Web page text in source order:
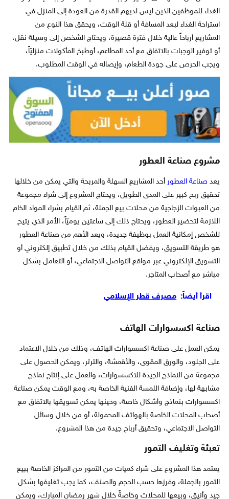
الغداء للموظفين الذين ليس لديهم القدرة من العودة إلى المنزل في
استراحة الغداء لبعد المسافة أو قلة الوقت، ويحقق هذا النوع من
المشاريع أرباحاً عالية خلال فترة قصيرة، ويحتاج الشخص إلى وسيلة نقل،
أو توفير الوجبات بالاتفاق مع أحد المطاعم، أوطبخ المأكولات منزليّاً،
ويجب الحرص على جودة الطعام، وإيصاله في الوقت المطلوب.
مشروع صناعة العطور
يعد صناعة العطور أحد المشاريع السهلة والمربحة والتي يمكن من خلالها
تحقيق ربح كبير على المدى الطويل، ويحتاج المشروع إلى شراء مجموعة
من العبوات الزجاجية من محلات بيع الجملة، ثم القيام بشراء المواد الخام
اللازمة لتحضير العطور، ويحتاج ذلك إلى ساعتين يوميّاً، الأمر الذي يتيح
للشخص إمكانية العمل بوظيفة جديدة، ويعد الأهم من صناعة العطور
هو طريقة التسويق، ويفضل القيام بذلك من خلال تطبيق إلكتروني أو
التسويق الإلكتروني عبر مواقع التواصل الاجتماعي، أو التعامل بشكل
مباشر مع أصحاب المتاجر.
اقرأ أيضاً: مصرف قطر الإسلامي
صناعة اكسسوارات الهاتف
يمكن العمل على صناعة اكسسوارات الهاتف، وذلك من خلال الاعتماد
على الجلود، والورق المقوى، والأقمشة، والترتر، ويمكن الحصول على
مجموعة من النماذج الجيدة للاكسسوارات، والعمل على إنتاج نماذج
مشابهة لها، وإضافة اللمسة الفنية الخاصة به، ومع الوقت يمكن صناعة
اكسسوارات بنماذج وأشكال خاصة، وحينها يمكن تسويقها بالاتفاق مع
أصحاب المحلات الخاصة بالهواتف المحمولة، أو من خلال وسائل
التواصل الاجتماعي، وتحقيق أرباح جيدة من هذا المشروع.
تعبئة وتغليف التمور
يعتمد هذا المشروع على شراء كميات من التمور من المراكز الخاصة ببيع
التمور بالجملة، وفرزها حسب الحجم والصنف، كما يجب تغليفها بشكل
جيد وأنيق، وبيعها للمحلات وخاصةً خلال شهر رمضان المبارك، ويمكن